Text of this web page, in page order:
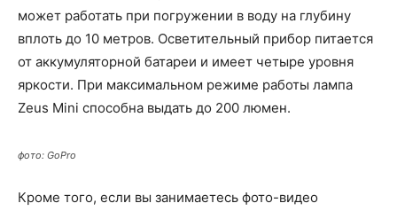
может работать при погружении в воду на глубину
вплоть до 10 метров. Осветительный прибор питается
от аккумуляторной батареи и имеет четыре уровня
яркости. При максимальном режиме работы лампа
Zeus Mini способна выдать до 200 люмен.
фото: GoPro
Кроме того, если вы занимаетесь фото-видео